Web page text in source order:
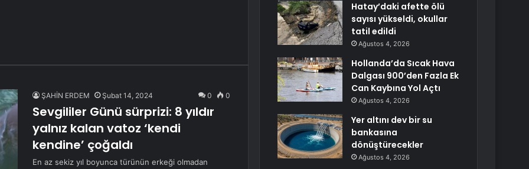
ŞAHİN ERDEM Şubat 14, 2024 0 0
Sevgililer Günü sürprizi: 8 yıldır
yalnız kalan vatoz ‘kendi
kendine’ çoğaldı
En az sekiz yıl boyunca türünün erkeği olmadan
Hatay’daki afette ölü
sayısı yükseldi, okullar
tatil edildi
Ağustos 4, 2026
Hollanda’da Sıcak Hava
Dalgası 900’den Fazla Ek
Can Kaybına Yol Açtı
Ağustos 4, 2026
Yer altını dev bir su
bankasına
dönüştürecekler
Ağustos 4, 2026